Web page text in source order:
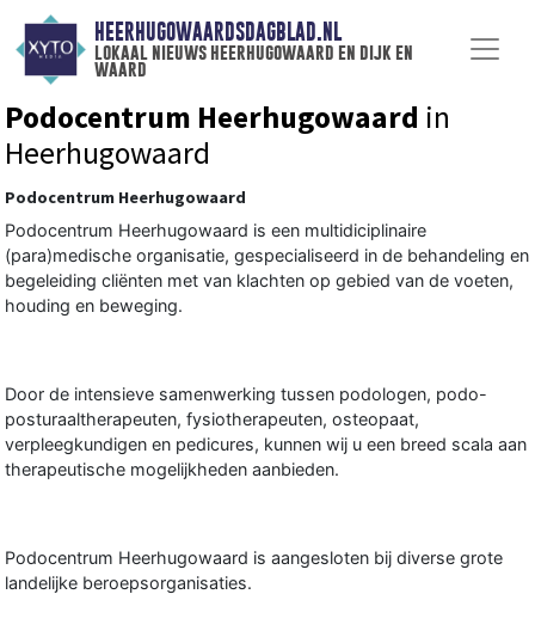
HEERHUGOWAARDSDAGBLAD.NL
lokaal nieuws heerhugowaard en dijk en
waard
Podocentrum Heerhugowaard in
Heerhugowaard
Podocentrum Heerhugowaard
Podocentrum Heerhugowaard is een multidiciplinaire
(para)medische organisatie, gespecialiseerd in de behandeling en
begeleiding cliënten met van klachten op gebied van de voeten,
houding en beweging.
Door de intensieve samenwerking tussen podologen, podo-
posturaaltherapeuten, fysiotherapeuten, osteopaat,
verpleegkundigen en pedicures, kunnen wij u een breed scala aan
therapeutische mogelijkheden aanbieden.
Podocentrum Heerhugowaard is aangesloten bij diverse grote
landelijke beroepsorganisaties.